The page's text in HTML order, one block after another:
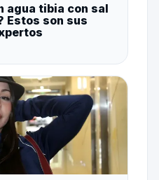
agua tibia con sal
Estos son sus